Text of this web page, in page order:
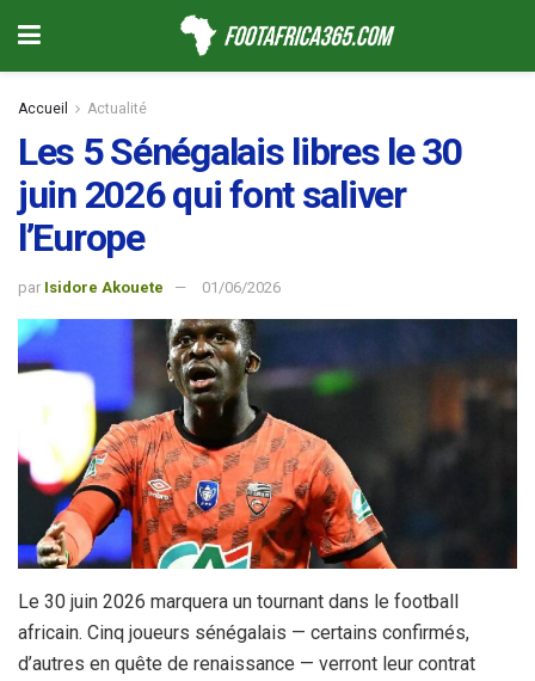
Accueil Actualité
Les 5 Sénégalais libres le 30
juin 2026 qui font saliver
l’Europe
par Isidore Akouete 01/06/2026
Le 30 juin 2026 marquera un tournant dans le football
africain. Cinq joueurs sénégalais — certains confirmés,
d’autres en quête de renaissance — verront leur contrat